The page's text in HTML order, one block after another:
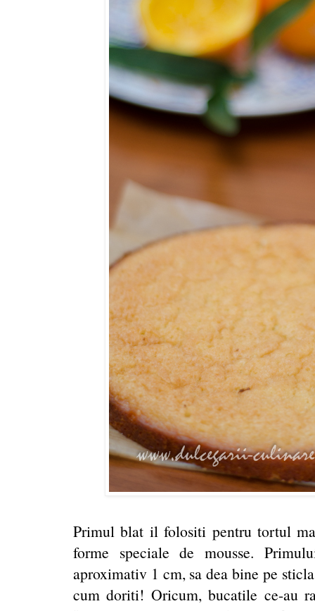
Primul blat il folositi pentru tortul
forme speciale de mousse.
aproximativ 1 cm, sa dea bine pe
cum doriti! Oricum, bucatile ce-au